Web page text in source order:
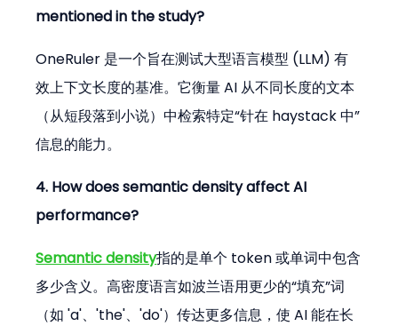
mentioned in the study?
OneRuler 是一个旨在测试大型语言模型 (LLM) 有
效上下文长度的基准。它衡量 AI 从不同长度的文本
（从短段落到小说）中检索特定“针在 haystack 中”
信息的能力。
4. How does semantic density affect AI
performance?
Semantic density指的是单个 token 或单词中包含
多少含义。高密度语言如波兰语用更少的“填充”词
（如 'a'、'the'、'do'）传达更多信息，使 AI 能在长